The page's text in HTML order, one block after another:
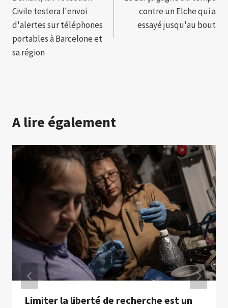
de
l’article
Civile testera l'envoi
d'alertes sur téléphones
portables à Barcelone et
sa région
contre un Elche qui a
essayé jusqu'au bout
A lire également
Limiter la liberté de recherche est un